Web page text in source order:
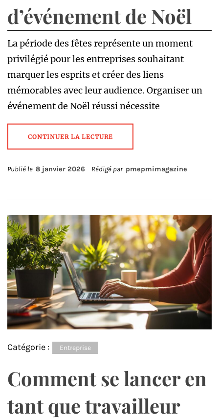
d’événement de Noël
La période des fêtes représente un moment
privilégié pour les entreprises souhaitant
marquer les esprits et créer des liens
mémorables avec leur audience. Organiser un
événement de Noël réussi nécessite
CONTINUER LA LECTURE
Publié le 8 janvier 2026 Rédigé par pmepmimagazine
Catégorie : Entreprise
Comment se lancer en
tant que travailleur